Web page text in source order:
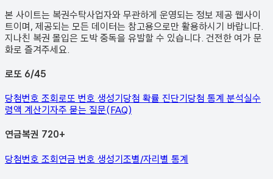
본 사이트는 복권수탁사업자와 무관하게 운영되는 정보 제공 웹사이
트이며, 제공되는 모든 데이터는 참고용으로만 활용하시기 바랍니다.
지나친 복권 몰입은 도박 중독을 유발할 수 있습니다. 건전한 여가 문
화로 즐겨주세요.
로또 6/45
당첨번호 조회로또 번호 생성기당첨 확률 진단기당첨 통계 분석실수
령액 계산기자주 묻는 질문(FAQ)
연금복권 720+
당첨번호 조회연금 번호 생성기조별/자리별 통계